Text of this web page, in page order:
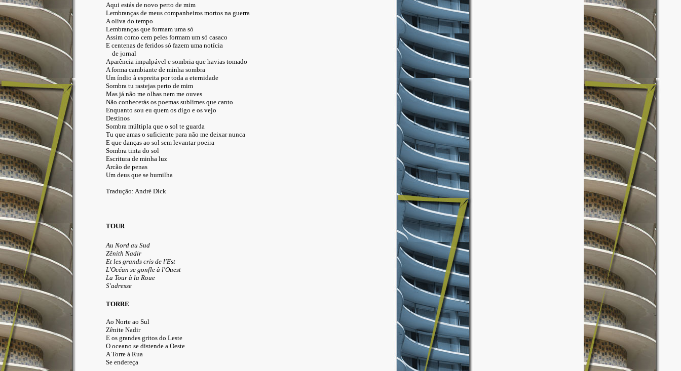
Aqui estás de novo perto de mim
Lembranças de meus companheiros mortos na guerra
A oliva do tempo
Lembranças que formam uma só
Assim como cem peles formam um só casaco
E centenas de feridos só fazem uma notícia
de jornal
Aparência impalpável e sombria que havias tomado
A forma cambiante de minha sombra
Um índio à espreita por toda a eternidade
Sombra tu rastejas perto de mim
Mas já não me olhas nem me ouves
Não conhecerás os poemas sublimes que canto
Enquanto sou eu quem os digo e os vejo
Destinos
Sombra múltipla que o sol te guarda
Tu que amas o suficiente para não me deixar nunca
E que danças ao sol sem levantar poeira
Sombra tinta do sol
Escritura de minha luz
Arcão de penas
Um deus que se humilha
Tradução: André Dick
TOUR
Au Nord au Sud
Zênith Nadir
Et les grands cris de l'Est
L'Océan se gonfle à l'Ouest
La Tour à la Roue
S'adresse
TORRE
Ao Norte ao Sul
Zênite Nadir
E os grandes gritos do Leste
O oceano se distende a Oeste
A Torre à Rua
Se endereça